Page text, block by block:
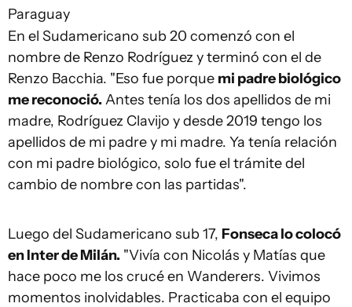
Paraguay
En el Sudamericano sub 20 comenzó con el
nombre de Renzo Rodríguez y terminó con el de
Renzo Bacchia. "Eso fue porque mi padre biológico
me reconoció. Antes tenía los dos apellidos de mi
madre, Rodríguez Clavijo y desde 2019 tengo los
apellidos de mi padre y mi madre. Ya tenía relación
con mi padre biológico, solo fue el trámite del
cambio de nombre con las partidas".
Luego del Sudamericano sub 17, Fonseca lo colocó
en Inter de Milán. "Vivía con Nicolás y Matías que
hace poco me los crucé en Wanderers. Vivimos
momentos inolvidables. Practicaba con el equipo